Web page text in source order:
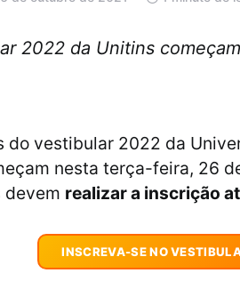
2022 da Unitins
do vestibular 2022 da
nesta terça-feira, 26
devem realizar a inscrição
INSCREVA-SE NO